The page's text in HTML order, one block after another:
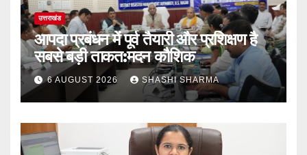
उत्तराखंड
आपदा प्रबंधन में पूर्व तैयारी और प्रशिक्षण है
सबसे बड़ी ताकत:मदन कौशिक
6 AUGUST 2026 SHASHI SHARMA